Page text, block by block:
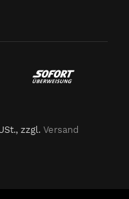
zzgl. Versand